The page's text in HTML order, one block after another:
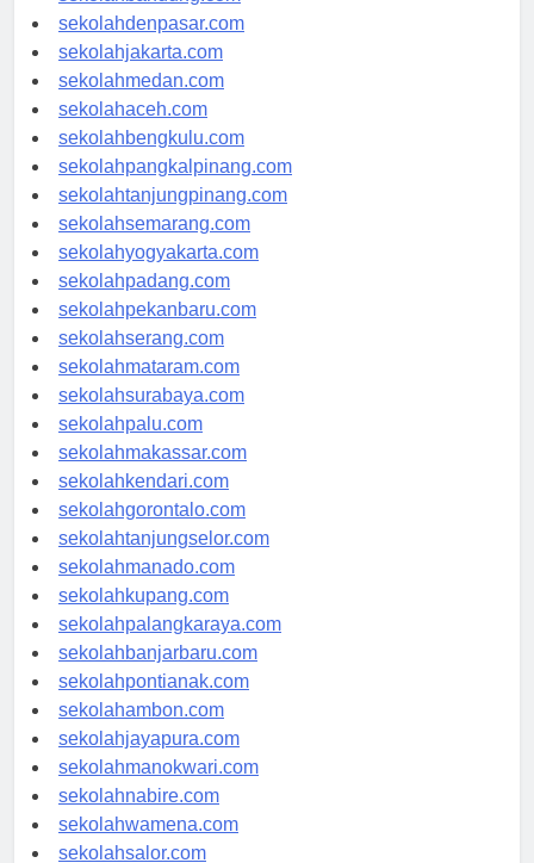
sekolahbandung.com
sekolahdenpasar.com
sekolahjakarta.com
sekolahmedan.com
sekolahaceh.com
sekolahbengkulu.com
sekolahpangkalpinang.com
sekolahtanjungpinang.com
sekolahsemarang.com
sekolahyogyakarta.com
sekolahpadang.com
sekolahpekanbaru.com
sekolahserang.com
sekolahmataram.com
sekolahsurabaya.com
sekolahpalu.com
sekolahmakassar.com
sekolahkendari.com
sekolahgorontalo.com
sekolahtanjungselor.com
sekolahmanado.com
sekolahkupang.com
sekolahpalangkaraya.com
sekolahbanjarbaru.com
sekolahpontianak.com
sekolahambon.com
sekolahjayapura.com
sekolahmanokwari.com
sekolahnabire.com
sekolahwamena.com